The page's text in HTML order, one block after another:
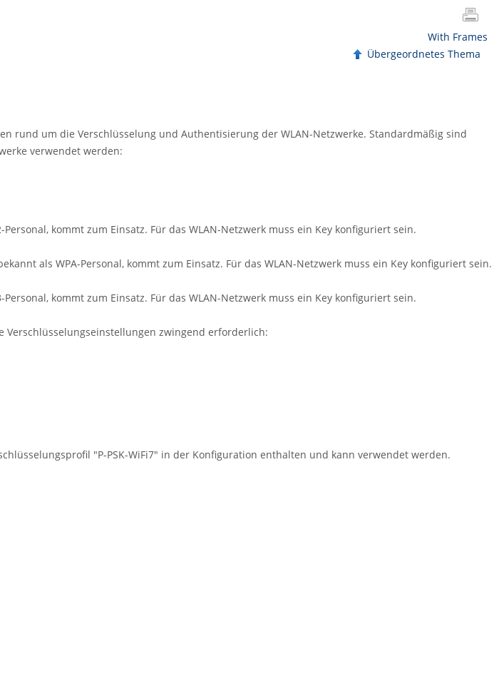
With Frames
Übergeordnetes Thema
rund um die Verschlüsselung und Authentisierung der WLAN-Netzwerke. Standardmäßig sind
verwendet werden:
kommt zum Einsatz. Für das WLAN-Netzwerk muss ein Key konfiguriert sein.
als WPA-Personal, kommt zum Einsatz. Für das WLAN-Netzwerk muss ein Key konfiguriert sein.
kommt zum Einsatz. Für das WLAN-Netzwerk muss ein Key konfiguriert sein.
zwingend erforderlich:
"P-PSK-WiFi7" in der Konfiguration enthalten und kann verwendet werden.